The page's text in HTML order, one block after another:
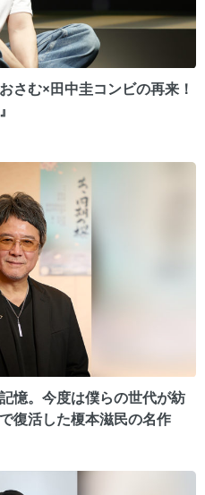
さむ×田中圭コンビの再来！
憶。今度は僕らの世代が紡
復活した榎本滋民の名作